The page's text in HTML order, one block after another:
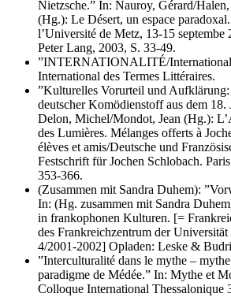
Nietzsche.” In: Nauroy, Gérard/
(Hg.): Le Désert, un espace
l’Université de Metz, 13-15
Peter Lang, 2003, S. 33-49.
”INTERNATIONALITÉ/
International des Termes Littéraires.
”Kulturelles Vorurteil und Aufklärung:
deutscher Komödienstoff aus dem 18.
Delon, Michel/Mondot, Jean (Hg.):
des Lumières. Mélanges offerts à
élèves et amis/Deutsche und
Festschrift für Jochen Schlobach.
353-366.
(Zusammen mit Sandra Duhem):
In: (Hg. zusammen mit Sandra
in frankophonen Kulturen. [=
des Frankreichzentrum der Universität
4/2001-2002] Opladen: Leske &
”Interculturalité dans le mythe –
paradigme de Médée.” In: Mythe et
Colloque International Thessalonique